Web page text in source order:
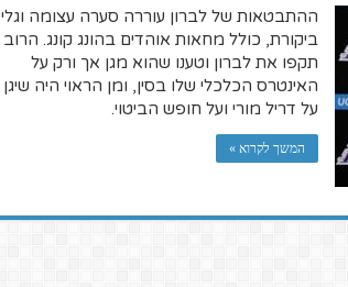
ההתבטאות של לברון עוררה סערה עצומה וגלי
ביקורת, כולל מחאות אוהדים בהונג קונג. הרוב
תקפו את לברון וטענו שהוא מגן אך ורק על
האינטרס הכלכלי שלו בסין, ומן הראוי היה שיגן
על דריל מורי ועל חופש הביטוי.
המשך לקרוא »